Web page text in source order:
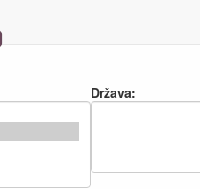
Država: